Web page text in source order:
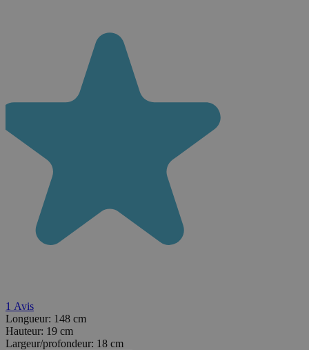
1 Avis
Longueur: 148 cm
Hauteur: 19 cm
Largeur/profondeur: 18 cm